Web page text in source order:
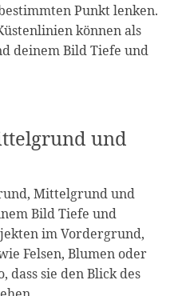
Punkt lenken.
können als
deinem Bild Tiefe und
und
Mittelgrund und
Bild Tiefe und
im Vordergrund,
Felsen, Blumen oder
dass sie den Blick des